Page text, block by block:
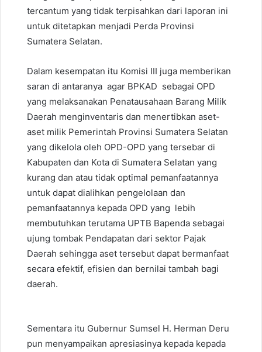
tercantum yang tidak terpisahkan dari laporan ini
untuk ditetapkan menjadi Perda Provinsi
Sumatera Selatan.
Dalam kesempatan itu Komisi III juga memberikan
saran di antaranya agar BPKAD sebagai OPD
yang melaksanakan Penatausahaan Barang Milik
Daerah menginventaris dan menertibkan aset-
aset milik Pemerintah Provinsi Sumatera Selatan
yang dikelola oleh OPD-OPD yang tersebar di
Kabupaten dan Kota di Sumatera Selatan yang
kurang dan atau tidak optimal pemanfaatannya
untuk dapat dialihkan pengelolaan dan
pemanfaatannya kepada OPD yang lebih
membutuhkan terutama UPTB Bapenda sebagai
ujung tombak Pendapatan dari sektor Pajak
Daerah sehingga aset tersebut dapat bermanfaat
secara efektif, efisien dan bernilai tambah bagi
daerah.
Sementara itu Gubernur Sumsel H. Herman Deru
pun menyampaikan apresiasinya kepada kepada